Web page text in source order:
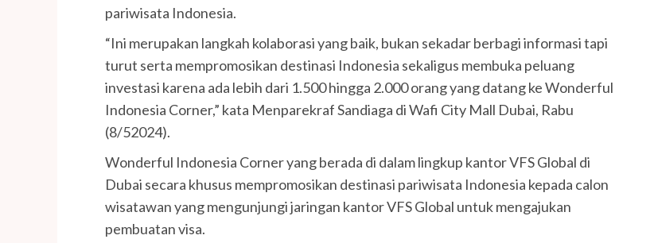
pariwisata Indonesia.
“Ini merupakan langkah kolaborasi yang baik, bukan sekadar berbagi informasi tapi
turut serta mempromosikan destinasi Indonesia sekaligus membuka peluang
investasi karena ada lebih dari 1.500 hingga 2.000 orang yang datang ke Wonderful
Indonesia Corner,” kata Menparekraf Sandiaga di Wafi City Mall Dubai, Rabu
(8/52024).
Wonderful Indonesia Corner yang berada di dalam lingkup kantor VFS Global di
Dubai secara khusus mempromosikan destinasi pariwisata Indonesia kepada calon
wisatawan yang mengunjungi jaringan kantor VFS Global untuk mengajukan
pembuatan visa.